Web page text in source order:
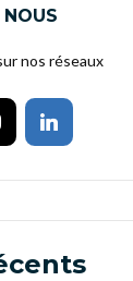
nos réseaux